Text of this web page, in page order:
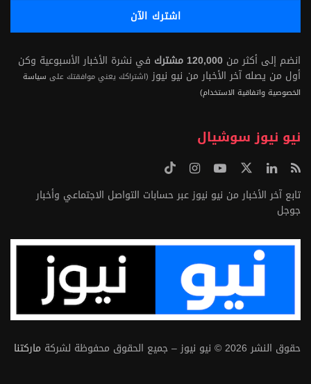
انضم إلى أكثر من 120,000 مشترك
في نشرة الأخبار الأسبوعية وكن
أول من يصله آخر الأخبار من نيو نيوز (اشتراكك يعني موافقتك على سياسة
الخصوصية واتفاقية الاستخدام)
نيو نيوز سوشيال
تابع آخر الأخبار من نيو نيوز عبر حسابات التواصل الاجتماعي وأخبار
جوجل
حقوق النشر 2026 © نيو نيوز – جميع الحقوق محفوظة لشركة ماركتنا